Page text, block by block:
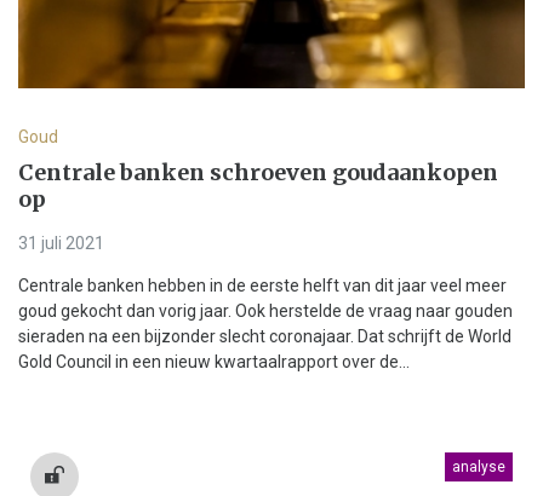
Goud
Centrale banken schroeven goudaankopen
op
31 juli 2021
Centrale banken hebben in de eerste helft van dit jaar veel meer
goud gekocht dan vorig jaar. Ook herstelde de vraag naar gouden
sieraden na een bijzonder slecht coronajaar. Dat schrijft de World
Gold Council in een nieuw kwartaalrapport over de...
analyse